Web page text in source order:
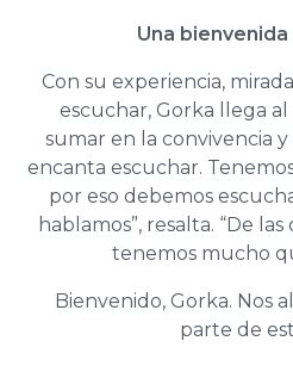
Una
Con su experiencia,
escuchar, Gorka llega
sumar en la convivencia y
encanta escuchar.
por eso debemos
hablamos”, resalta. “De
tenemos mucho
Bienvenido, Gorka. Nos
parte de